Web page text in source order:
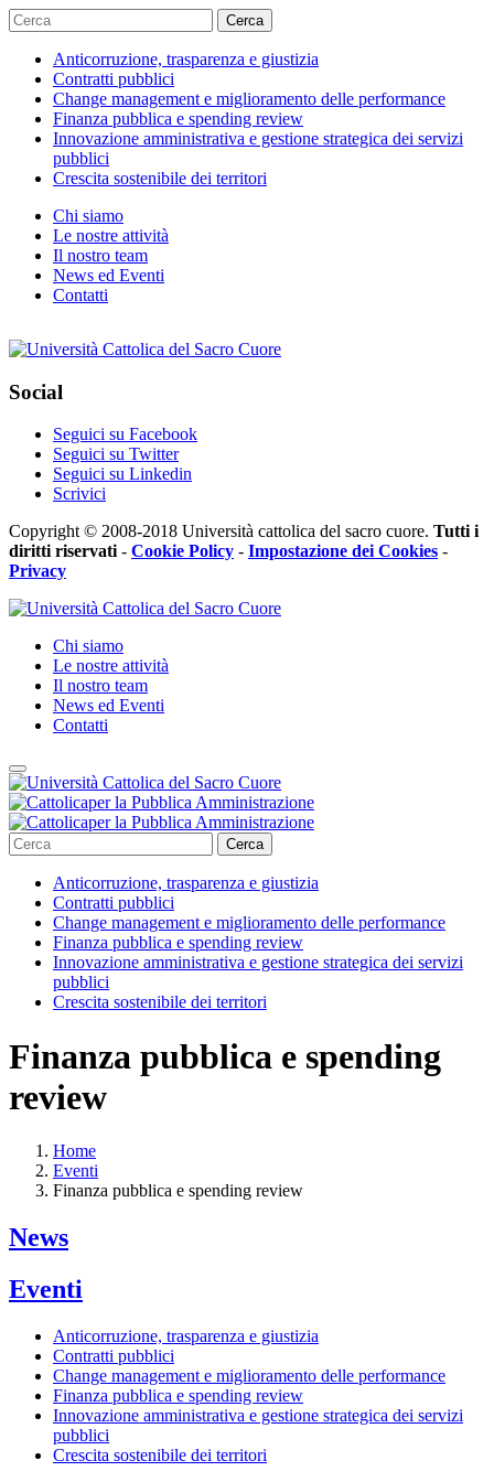
Cerca
Anticorruzione, trasparenza e giustizia
Contratti pubblici
Change management e miglioramento delle performance
Finanza pubblica e spending review
Innovazione amministrativa e gestione strategica dei servizi
pubblici
Crescita sostenibile dei territori
Chi siamo
Le nostre attività
Il nostro team
News ed Eventi
Contatti
Social
Seguici su Facebook
Seguici su Twitter
Seguici su Linkedin
Scrivici
Copyright © 2008-2018 Università cattolica del sacro cuore. Tutti i
diritti riservati- Cookie Policy - Impostazione dei Cookies -
Privacy
Chi siamo
Le nostre attività
Il nostro team
News ed Eventi
Contatti
Cerca
Anticorruzione, trasparenza e giustizia
Contratti pubblici
Change management e miglioramento delle performance
Finanza pubblica e spending review
Innovazione amministrativa e gestione strategica dei servizi
pubblici
Crescita sostenibile dei territori
Finanza pubblica e spending
review
Home
Eventi
Finanza pubblica e spending review
News
Eventi
Anticorruzione, trasparenza e giustizia
Contratti pubblici
Change management e miglioramento delle performance
Finanza pubblica e spending review
Innovazione amministrativa e gestione strategica dei servizi
pubblici
Crescita sostenibile dei territori